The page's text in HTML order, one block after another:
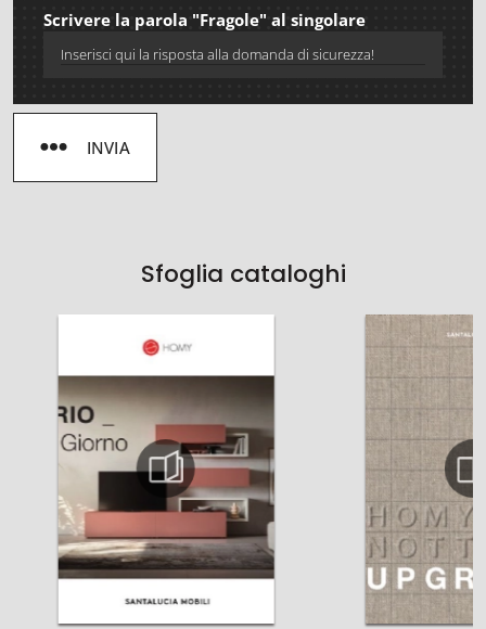
Sfoglia cataloghi
Scrivere la parola "Fragole" al singolare
INVIA